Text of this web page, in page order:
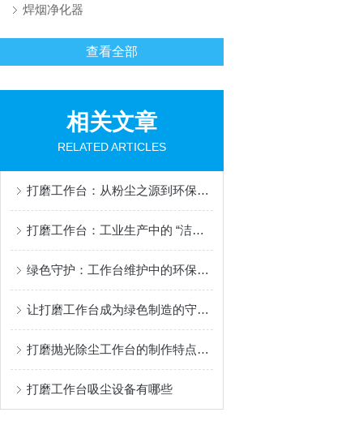
焊烟净化器
查看全部
相关文章
RELATED ARTICLES
打磨工作台：从粉尘之源到环保利器的转型之路
打磨工作台：工业生产中的 “洁净” 作业中枢
绿色守护：工作台维护中的环保之道
让打磨工作台成为绿色制造的守护者
打磨抛光除尘工作台的制作特点如下
打磨工作台吸尘设备有哪些